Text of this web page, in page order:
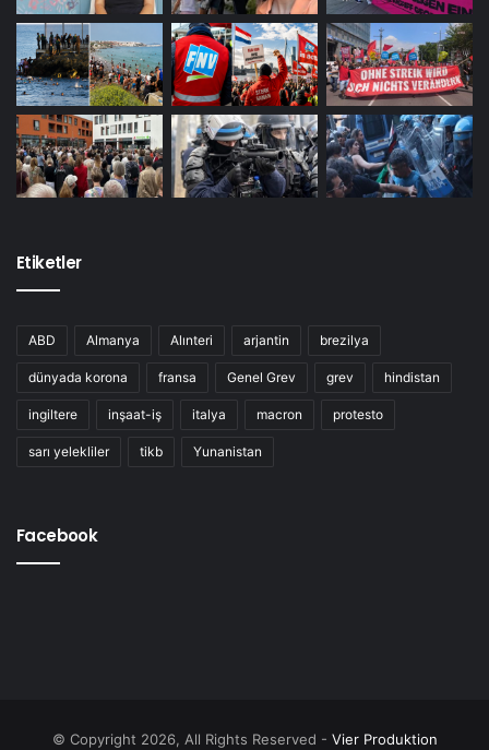
Etiketler
ABD Almanya Alınteri arjantin brezilya
dünyada korona fransa Genel Grev grev hindistan
ingiltere inşaat-iş italya macron protesto
sarı yelekliler tikb Yunanistan
Facebook
© Copyright 2026, All Rights Reserved - Vier Produktion